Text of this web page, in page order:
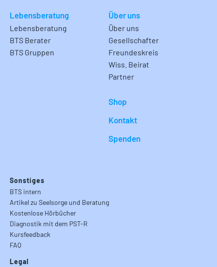
Lebensberatung
Lebensberatung
BTS Berater
BTS Gruppen
Über uns
Über uns
Gesellschafter
Freundeskreis
Wiss. Beirat
Partner
Shop
Kontakt
Spenden
Sonstiges
BTS intern
Artikel zu Seelsorge und Beratung
Kostenlose Hörbücher
Diagnostik mit dem PST-R
Kursfeedback
FAQ
Legal